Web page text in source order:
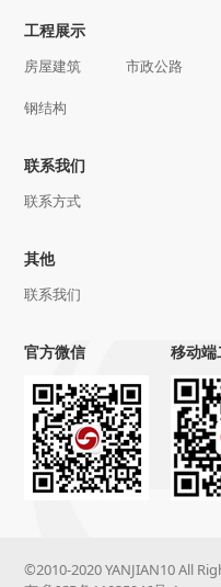
工程展示
房屋建筑 市政公路
钢结构
联系我们
联系方式
其他
联系我们
官方微信 移动
©2010-2020 YANJIAN10 All